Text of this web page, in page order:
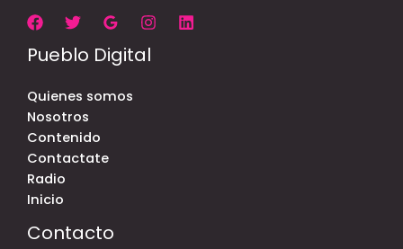
Pueblo Digital
Quienes somos
Nosotros
Contenido
Contactate
Radio
Inicio
Contacto